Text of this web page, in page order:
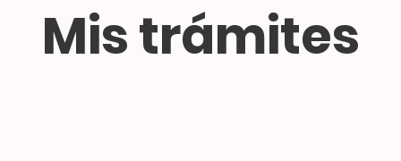
Mis trámites